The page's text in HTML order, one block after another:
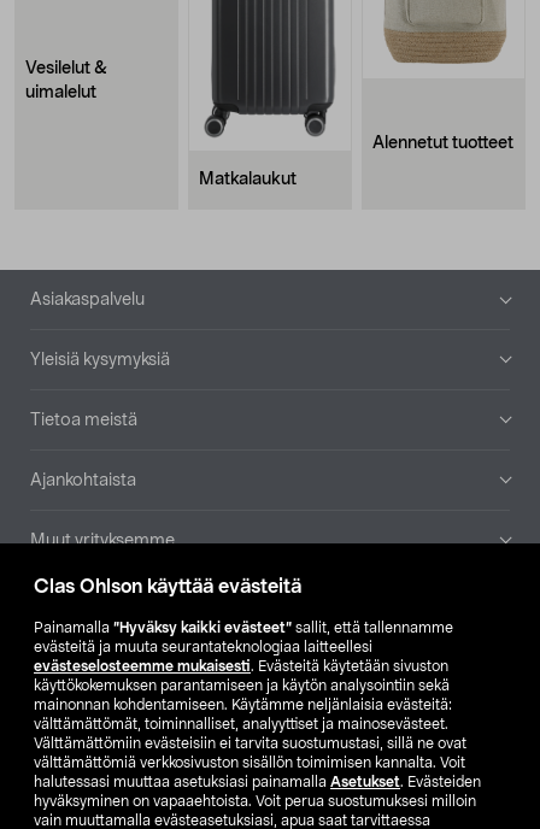
Clas Ohlson käyttää evästeitä
Painamalla ”Hyväksy kaikki evästeet” sallit, että tallennamme
evästeitä ja muuta seurantateknologiaa laitteellesi
evästeselosteemme mukaisesti. Evästeitä käytetään sivuston
käyttökokemuksen parantamiseen ja käytön analysointiin sekä
mainonnan kohdentamiseen. Käytämme neljänlaisia evästeitä:
välttämättömät, toiminnalliset, analyyttiset ja mainosevästeet.
Välttämättömiin evästeisiin ei tarvita suostumustasi, sillä ne ovat
välttämättömiä verkkosivuston sisällön toimimisen kannalta. Voit
halutessasi muuttaa asetuksiasi painamalla Asetukset. Evästeiden
hyväksyminen on vapaaehtoista. Voit perua suostumuksesi milloin
vain muuttamalla evästeasetuksiasi, apua saat tarvittaessa
Vesilelut &
uimalelut
Matkalaukut
Alennetut tuotteet
Alatunniste
Asiakaspalvelu
Yleisiä kysymyksiä
Tietoa meistä
Ajankohtaista
Muut yrityksemme
Etsi myymälä
SE NO FI
FI SV